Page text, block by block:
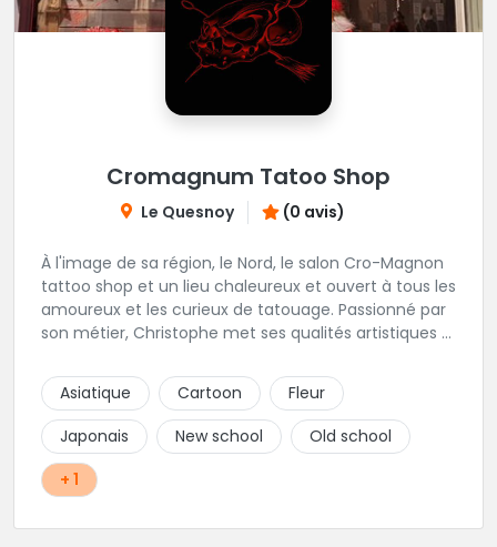
Cromagnum Tatoo Shop
Le Quesnoy (0 avis)
À l'image de sa région, le Nord, le salon Cro-Magnon
tattoo shop et un lieu chaleureux et ouvert à tous les
amoureux et les curieux de tatouage. Passionné par
son métier, Christophe met ses qualités artistiques à
Asiatique
Cartoon
Fleur
Japonais
New school
Old school
+ 1